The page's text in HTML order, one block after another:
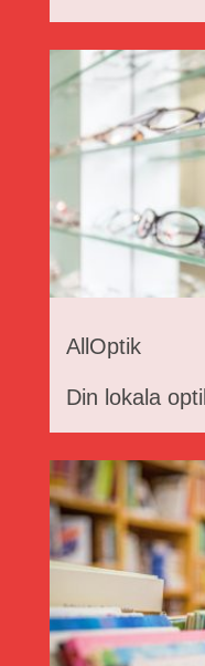
AllOptik
Din lokala